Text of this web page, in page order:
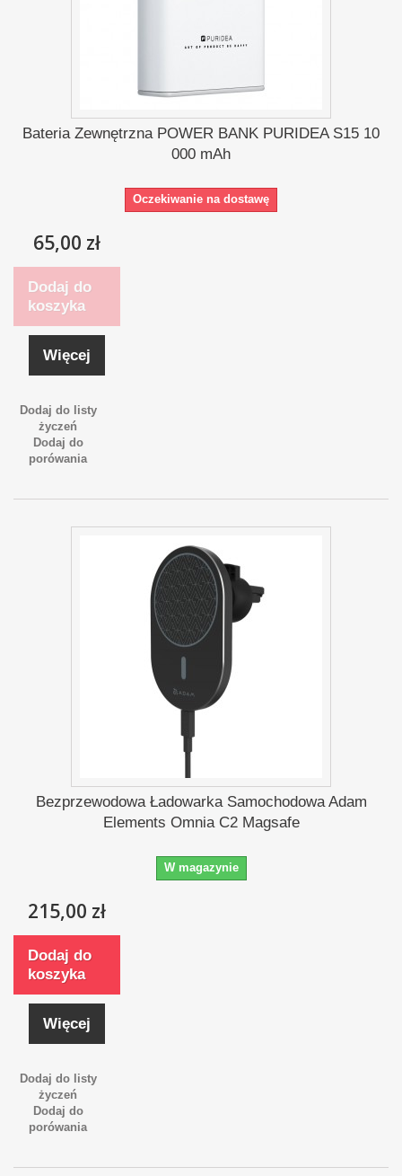
Bateria Zewnętrzna POWER BANK PURIDEA S15 10
000 mAh
Oczekiwanie na dostawę
65,00 zł
Dodaj do
koszyka
Więcej
Dodaj do listy
życzeń
Dodaj do
porówania
Bezprzewodowa Ładowarka Samochodowa Adam
Elements Omnia C2 Magsafe
W magazynie
215,00 zł
Dodaj do
koszyka
Więcej
Dodaj do listy
życzeń
Dodaj do
porówania